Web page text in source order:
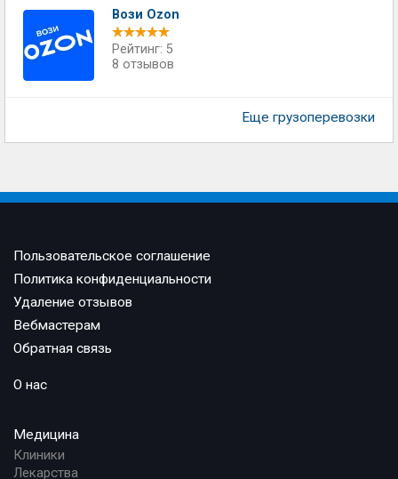
Вози Ozon
Рейтинг: 5
8 отзывов
Еще грузоперевозки
Пользовательское соглашение
Политика конфиденциальности
Удаление отзывов
Вебмастерам
Обратная связь
О нас
Медицина
Клиники
Лекарства